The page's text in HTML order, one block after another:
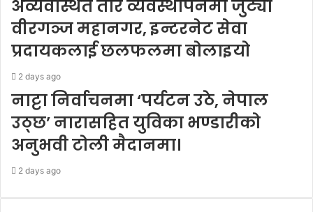
अव्यवस्थित तार व्यवस्थापनमा जुट्यो
वीरगञ्ज महानगर, इन्टरनेट सेवा
प्रदायकलाई छलफलमा बोलाइयो
2 days ago
नाट्टा निर्वाचनमा ‘पर्यटन उठे, नेपाल
उठ्छ’ नारासहित युविका भण्डारीको
अनुभवी टोली मैदानमा।
2 days ago